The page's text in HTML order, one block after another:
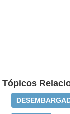
Tópicos